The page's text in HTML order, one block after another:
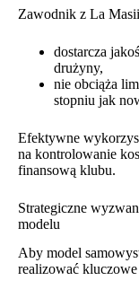
Zawodnik z La
dostarcza
drużyny,
nie obciąża
stopniu jak
Efektywne
na kontrolowanie
finansową klubu.
Strategiczne
modelu
Aby model
realizować kluczowe